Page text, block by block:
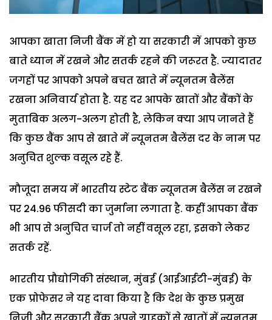
आपका खाता निजी बैंक में हो या सरकारी में आपको कुछ
बाते ध्यान में रखने और सतर्क रहने की जरूरत है. ज्यादातर
जगहों पर आपको अपने बचत खाते में न्यूनतम बैलेंस
रखना अनिवार्य होता है. यह दर आपके खातों और बैंकों के
मुताबिक अलग-अलग होती है, लेकिन क्या आप जानते हैं
कि कुछ बैंक आप से खाते में न्यूनतम बैलेंस दर के नाम पर
अनुचित शुल्क वसूल रहे हैं.
मौजूदा समय में भारतीय स्टेट बैंक न्यूनतम बैलेंस न रखने
पर 24.96 फीसदी का जुर्माना लगाता है. कहीं आपका बैंक
भी आप से अनुचित चार्ज तो नहीं वसूल रहा, इसको लेकर
सतर्क रहें.
भारतीय प्रौद्योगिकी संस्थान, मुंबई (आईआईटी-मुंबई) के
एक प्रोफेसर ने यह दावा किया है कि देश के कुछ प्रमुख